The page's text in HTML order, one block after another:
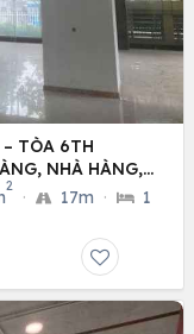
TÒA 6TH
NHÀ HÀNG,
2
· 17m · 1